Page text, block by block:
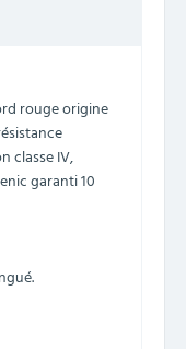
rouge origine
classe IV,
garanti 10